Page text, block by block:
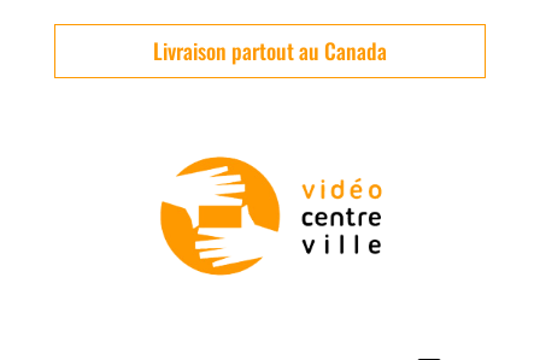
Livraison partout au Canada